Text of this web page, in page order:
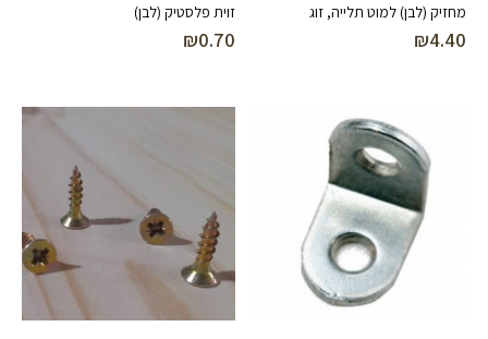
מחזיק (לבן) למוט תלייה, זוג
₪4.40
זוית פלסטיק (לבן)
₪0.70